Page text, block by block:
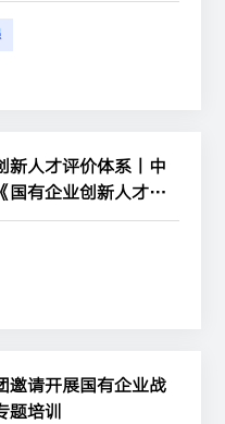
新人才评价体系丨中
国有企业创新人才指
邀请开展国有企业战
题培训